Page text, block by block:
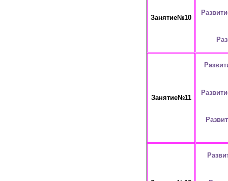
Занятие№10
Занятие№11